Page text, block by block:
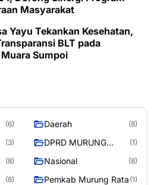
Masyarakat
Yayu Tekankan Kesehatan,
BLT pada
Sumpoi
(6) Daerah (8)
(3)
DPRD MURUNG
(1)
(8) Nasional (8)
(8) Pemkab Murung Rata (1)